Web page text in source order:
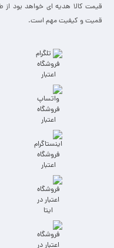
قیمت کالا هدیه ای خواهد بود از
قمیت و کیفیت مهم است.